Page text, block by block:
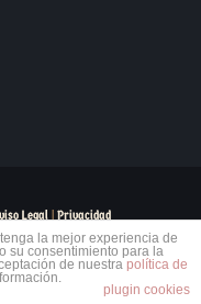
Legal| Privacidad
Instagram
la mejor experiencia de
su consentimiento para la
de nuestra política de
plugin cookies